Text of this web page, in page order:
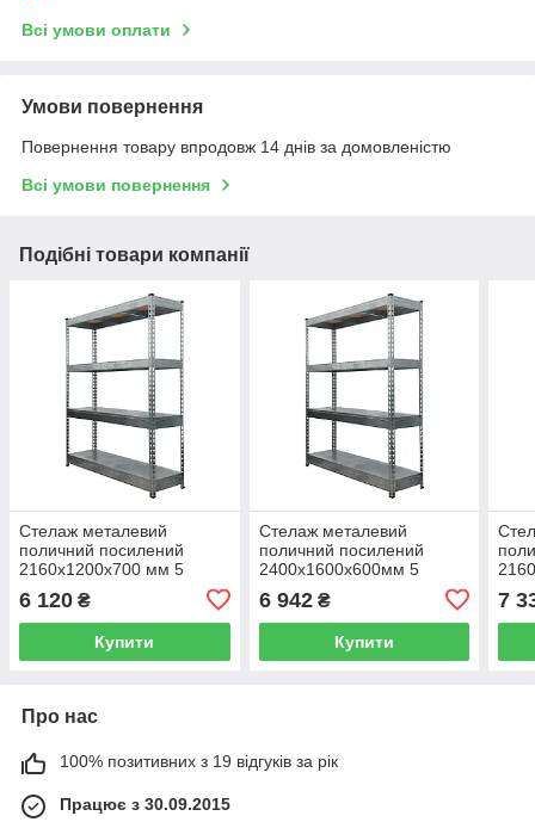
Всі умови оплати
Умови повернення
Повернення товару впродовж 14 днів за домовленістю
Всі умови повернення
Подібні товари компанії
Стелаж металевий
поличний посилений
2160х1200х700 мм 5
поличок ДСП або МЕТАЛ
400 кг на полицю
6 120 ₴
Купити
Стелаж металевий
поличний посилений
2400х1600х600мм 5
полиць ДСП або МЕТАЛ
400 кг на полицю
6 942₴
Купити
400
7
Про нас
100% позитивних з 19 відгуків за рік
Працює з 30.09.2015